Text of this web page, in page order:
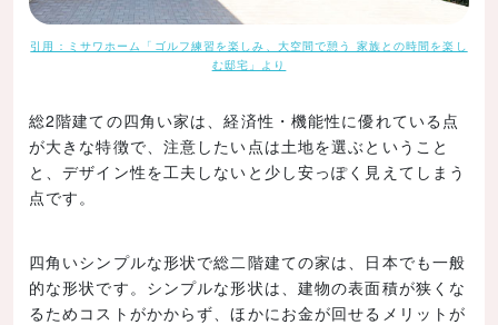
引用：ミサワホーム「ゴルフ練習を楽しみ、大空間で憩う 家族との時間を楽し
む邸宅」より
総2階建ての四角い家は、経済性・機能性に優れている点
が大きな特徴で、注意したい点は土地を選ぶということ
と、デザイン性を工夫しないと少し安っぽく見えてしまう
点です。
四角いシンプルな形状で総二階建ての家は、日本でも一般
的な形状です。シンプルな形状は、建物の表面積が狭くな
るためコストがかからず、ほかにお金が回せるメリットが